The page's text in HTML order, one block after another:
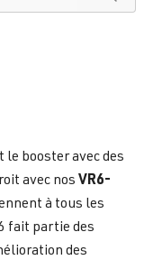
booster avec des
avec nos VR6-
à tous les
fait partie des
des